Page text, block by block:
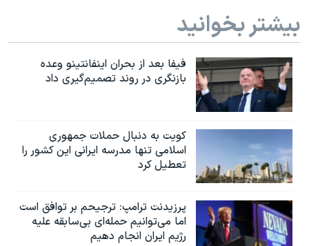
نرگس محمدی برنده جایزه نوبل صلح
صفحه‌های ویژه
سفر پرزیدنت ترامپ به چین
بیشتر بخوانید
فیفا بعد از بحران اینفانتینو وعده
بازنگری در روند تصمیم‌گیری داد
کویت به دنبال حملات جمهوری
اسلامی تنها مدرسه ایرانی این کشور را
تعطیل کرد
پرزیدنت ترامپ: ترجیحم بر توافق است
اما می‌توانیم حمله‌ای بی‌سابقه علیه
رژیم ایران انجام دهیم